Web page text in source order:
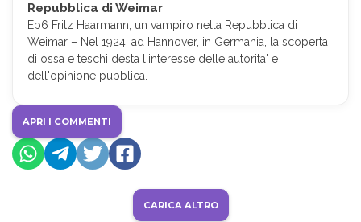
Repubblica di Weimar
Ep6 Fritz Haarmann, un vampiro nella Repubblica di
Weimar – Nel 1924, ad Hannover, in Germania, la scoperta
di ossa e teschi desta l'interesse delle autorita' e
dell'opinione pubblica.
APRI I COMMENTI
CARICA ALTRO